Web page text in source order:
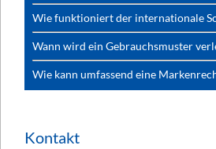
Wie funktioniert der internationale
Wann wird ein Gebrauchsmuster
Wie kann umfassend eine
Kontakt